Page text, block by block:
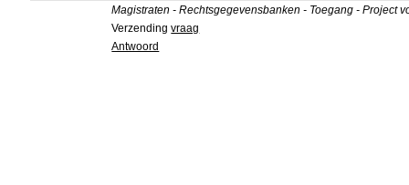
Magistraten - Rechtsgegevensbanken - Toegang - Project
Verzendingvraag
Antwoord